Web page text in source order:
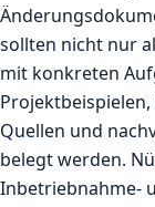
sollten nicht nur
mit konkreten
Quellen und
belegt werden.
Inbetriebnahme-